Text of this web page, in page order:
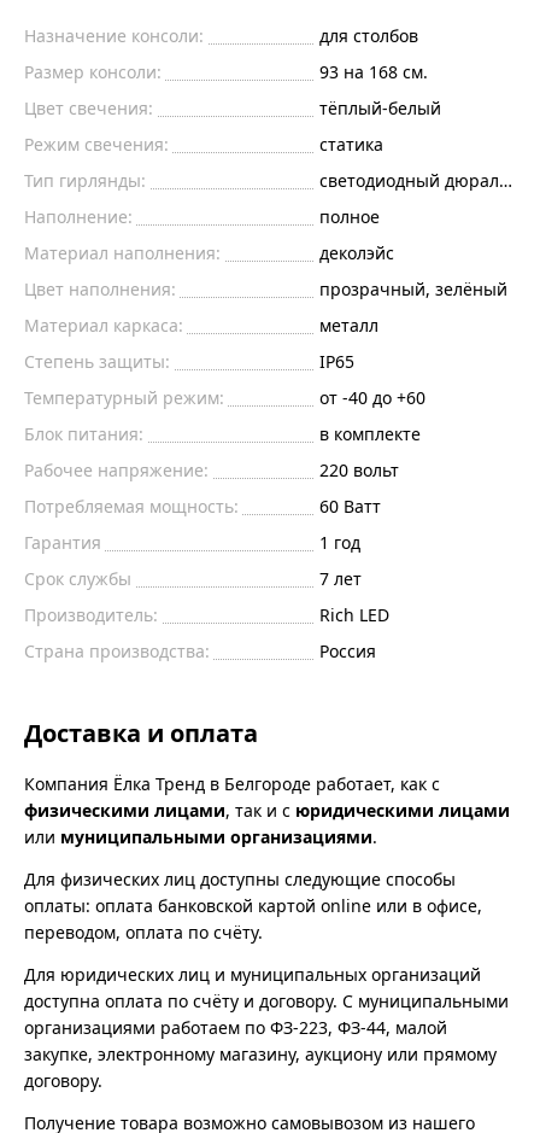
Назначение консоли:
для столбов
Размер консоли:
93 на 168 см.
Цвет свечения:
тёплый-белый
Режим свечения:
статика
Тип гирлянды:
светодиодный дюралайт
Наполнение:
полное
Материал наполнения:
деколэйс
Цвет наполнения:
прозрачный, зелёный
Материал каркаса:
металл
Степень защиты:
IP65
Температурный режим:
от -40 до +60
Блок питания:
в комплекте
Рабочее напряжение:
220 вольт
Потребляемая мощность:
60 Ватт
Гарантия
1 год
Срок службы
7 лет
Производитель:
Rich LED
Страна производства:
Россия
Доставка и оплата
Компания Ёлка Тренд в Белгороде работает, как с
физическими лицами, так и с юридическими лицами
или муниципальными организациями.
Для физических лиц доступны следующие способы
оплаты: оплата банковской картой online или в офисе,
переводом, оплата по счёту.
Для юридических лиц и муниципальных организаций
доступна оплата по счёту и договору. С муниципальными
организациями работаем по ФЗ-223, ФЗ-44, малой
закупке, электронному магазину, аукциону или прямому
договору.
Получение товара возможно самовывозом из нашего